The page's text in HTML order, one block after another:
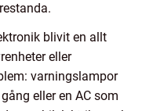
blivit en allt
eller
varningslampor
eller en AC som